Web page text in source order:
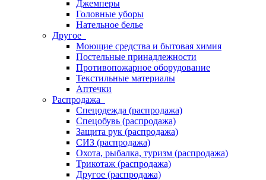
Джемперы
Головные уборы
Нательное белье
Другое
Моющие средства и бытовая химия
Постельные принадлежности
Противопожарное оборудование
Текстильные материалы
Аптечки
Распродажа
Спецодежда (распродажа)
Спецобувь (распродажа)
Защита рук (распродажа)
СИЗ (распродажа)
Охота, рыбалка, туризм (распродажа)
Трикотаж (распродажа)
Другое (распродажа)